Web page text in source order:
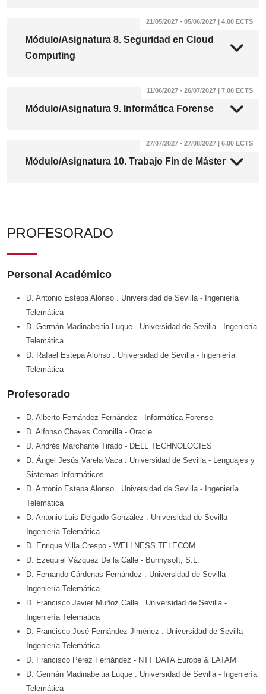
Módulo/Asignatura 8. Seguridad en Cloud
Computing
21/05/2027 - 05/06/2027 | 4,00 ECTS
Módulo/Asignatura 9. Informática Forense
11/06/2027 - 26/07/2027 | 7,00 ECTS
Módulo/Asignatura 10. Trabajo Fin de Máster
27/07/2027 - 27/08/2027 | 6,00 ECTS
PROFESORADO
Personal Académico
D. Antonio Estepa Alonso . Universidad de Sevilla - Ingeniería
Telemática
D. Germán Madinabeitia Luque . Universidad de Sevilla - Ingeniería
Telemática
D. Rafael Estepa Alonso . Universidad de Sevilla - Ingeniería
Telemática
Profesorado
D. Alberto Fernández Fernández - Informática Forense
D. Alfonso Chaves Coronilla - Oracle
D. Andrés Marchante Tirado - DELL TECHNOLOGIES
D. Ángel Jesús Varela Vaca . Universidad de Sevilla - Lenguajes y
Sistemas Informáticos
D. Antonio Estepa Alonso . Universidad de Sevilla - Ingeniería
Telemática
D. Antonio Luis Delgado González . Universidad de Sevilla -
Ingeniería Telemática
D. Enrique Villa Crespo - WELLNESS TELECOM
D. Ezequiel Vázquez De la Calle - Bunnysoft, S.L.
D. Fernando Cárdenas Fernández . Universidad de Sevilla -
Ingeniería Telemática
D. Francisco Javier Muñoz Calle . Universidad de Sevilla -
Ingeniería Telemática
D. Francisco José Fernández Jiménez . Universidad de Sevilla -
Ingeniería Telemática
D. Francisco Pérez Fernández - NTT DATA Europe & LATAM
D. Germán Madinabeitia Luque . Universidad de Sevilla - Ingeniería
Telemática